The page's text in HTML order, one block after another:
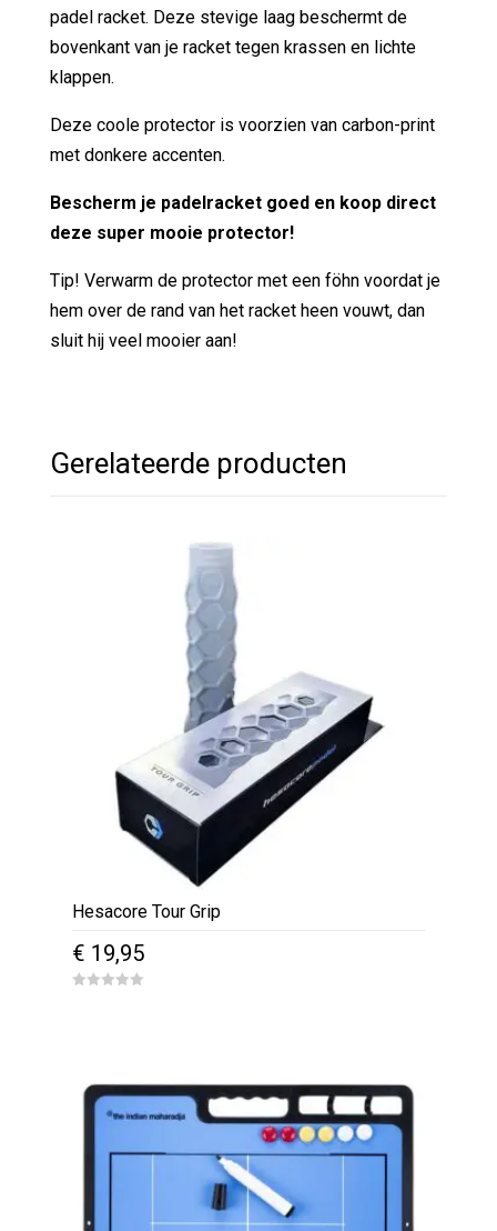
padel racket. Deze stevige laag beschermt de
bovenkant van je racket tegen krassen en lichte
klappen.
Deze coole protector is voorzien van carbon-print
met donkere accenten.
Bescherm je padelracket goed en koop direct
deze super mooie protector!
Tip! Verwarm de protector met een föhn voordat je
hem over de rand van het racket heen vouwt, dan
sluit hij veel mooier aan!
Gerelateerde producten
Hesacore Tour Grip
€ 19,95